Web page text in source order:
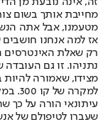
מחייבת אותך בשום
מטעמנו, אבל אתה
אז למה אנחנו חושבים
רק שאלת האינטרסים
נתניהו. זו גם
מצידו, שאמורה
עיתונאי הורה על כך
שעברו לטיפולם של